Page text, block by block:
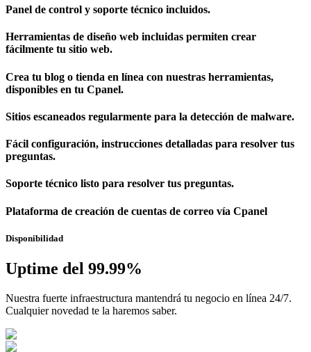
Panel de control y soporte técnico incluidos.
Herramientas de diseño web incluidas permiten crear
fácilmente tu sitio web.
Crea tu blog o tienda en línea con nuestras herramientas,
disponibles en tu Cpanel.
Sitios escaneados regularmente para la detección de malware.
Fácil configuración, instrucciones detalladas para resolver tus
preguntas.
Soporte técnico listo para resolver tus preguntas.
Plataforma de creación de cuentas de correo vía Cpanel
Disponibilidad
Uptime del 99.99%
Nuestra fuerte infraestructura mantendrá tu negocio en línea 24/7.
Cualquier novedad te la haremos saber.